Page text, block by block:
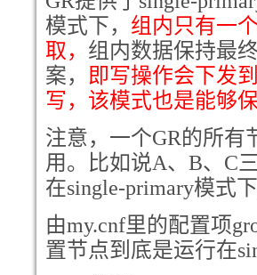
模式下， 组内只有一
取， 组内数据保持最
案，
即写操作会下发
写，该模式也是能够
注意，一个GR的所有
用。比如说A、B、C
在single-primary模式
由my.cnf里的配置项
置节点到底是运行在